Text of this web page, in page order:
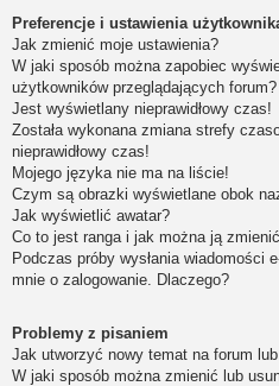
Preferencje i ustawienia
Jak zmienić moje ustawienia?
W jaki sposób można zapobiec
użytkowników przeglądających forum?
Jest wyświetlany nieprawidłowy czas!
Została wykonana zmiana strefy
nieprawidłowy czas!
Mojego języka nie ma na liście!
Czym są obrazki wyświetlane obok
Jak wyświetlić awatar?
Co to jest ranga i jak można ją
Podczas próby wysłania wiadomości
mnie o zalogowanie. Dlaczego?
Problemy z pisaniem
Jak utworzyć nowy temat na forum
W jaki sposób można zmienić lub